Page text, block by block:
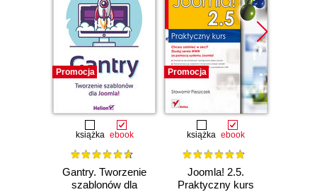
Promocja
książka ebook
Gantry. Tworzenie
szablonów dla
Promocja
książka ebook
Joomla! 2.5.
Praktyczny kurs